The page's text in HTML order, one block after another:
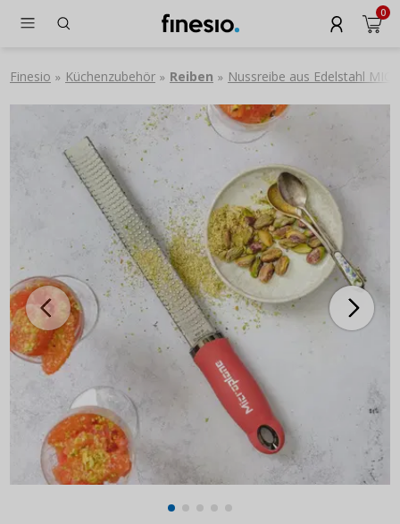
0
Finesio » Küchenzubehör » Reiben » Nussreibe aus Edelstahl